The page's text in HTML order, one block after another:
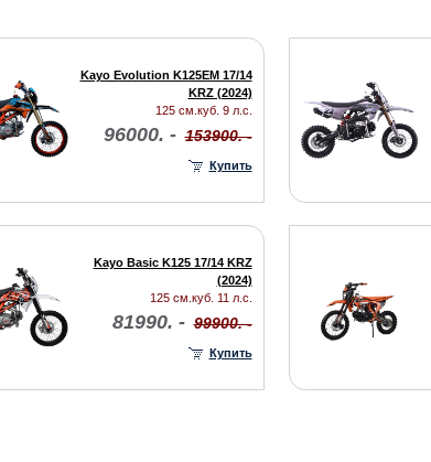
Kayo Evolution K125EM 17/14
KRZ (2024)
125 см.куб. 9 л.с.
96000. - 153900. -
Купить
Kayo Basic K125 17/14 KRZ
(2024)
125 см.куб. 11 л.с.
81990. - 99900. -
Купить